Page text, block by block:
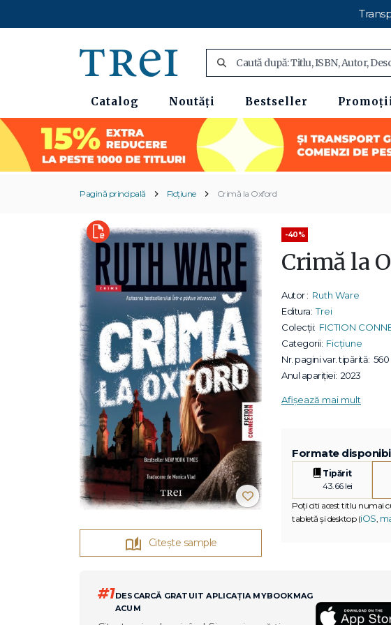
Catalog Noutăți Bestseller
Pagină principală Ficțiune Crimă la Oxford
Citește sample
-40%
Crimă la
Autor : Ruth Ware
Editura: Trei
Colecții: FICTION
Categorii: Ficțiune
Nr. pagini var. tipărită: 560
Anul apariției: 2023
Afișează mai mult
Formate
Tipărit
43.66 lei
Poți citi acest titlu numai
tabletă și desktop (iOS
#1DESCARCĂ GRATUIT APLICAȚIA MYBOOKMAG
ACUM